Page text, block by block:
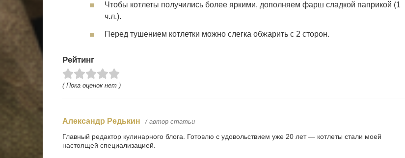
Чтобы котлеты получились более яркими, дополняем фарш сладкой паприкой (1
ч.л.).
Перед тушением котлетки можно слегка обжарить с 2 сторон.
Рейтинг
( Пока оценок нет )
Александр Редькин / автор статьи
Главный редактор кулинарного блога. Готовлю с удовольствием уже 20 лет — котлеты стали моей
настоящей специализацией.